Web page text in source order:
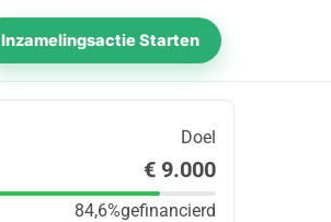
Inzamelingsactie Starten
Doel
€ 9.000
84,6%gefinancierd